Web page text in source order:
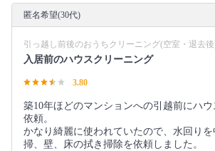
匿名希望(30代)
引っ越し前後のおうちクリーニング(空室・退去
入居前のハウスクリーニング
3.80
築10年ほどのマンションへの引越前にハ
依頼。
かなり綺麗に使われていたので、水回り
掃、壁、床の拭き掃除を依頼しました。